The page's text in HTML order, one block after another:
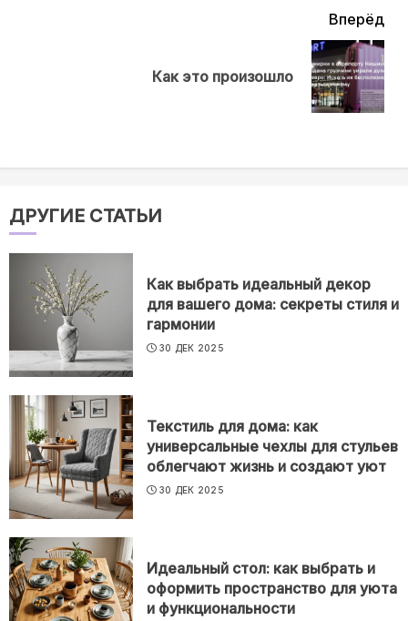
Вперёд
Как это произошло
ДРУГИЕ СТАТЬИ
Как выбрать идеальный декор
для вашего дома: секреты стиля и
гармонии
30 ДЕК 2025
Текстиль для дома: как
универсальные чехлы для стульев
облегчают жизнь и создают уют
30 ДЕК 2025
Идеальный стол: как выбрать и
оформить пространство для уюта
и функциональности